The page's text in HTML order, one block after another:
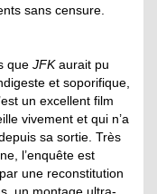
sans censure.
que JFKaurait pu
et soporifique,
un excellent film
vivement et qui n’a
sa sortie. Très
l’enquête est
une reconstitution
un montage ultra-